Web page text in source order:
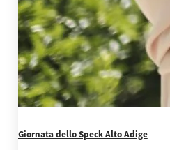
Giornata dello Speck Alto Adige